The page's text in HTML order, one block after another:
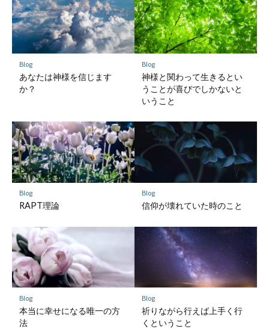
Blog
あなたは神様を信じます
か？
Blog
神様と関わって生きるとい
うことが喜びでしかないと
いうこと
Blog
RAPT理論
Blog
信仰が壊れていた時のこと
Blog
本当に幸せになる唯一の方
法
Blog
祈りながら行えば上手く行
くということ